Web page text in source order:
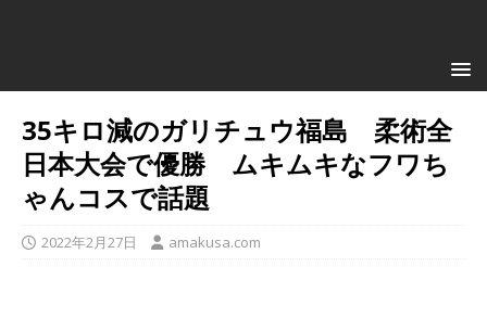
35キロ減のガリチュウ福島 柔術全
日本大会で優勝 ムキムキなフワち
ゃんコスで話題
2022年2月27日 amakusa.com